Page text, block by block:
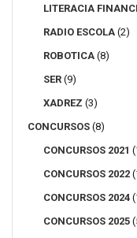
LITERACIA
RADIO ESCOLA (2)
ROBOTICA (8)
SER (9)
XADREZ (3)
CONCURSOS (8)
CONCURSOS 2021
CONCURSOS 2022
CONCURSOS 2024
CONCURSOS 2025